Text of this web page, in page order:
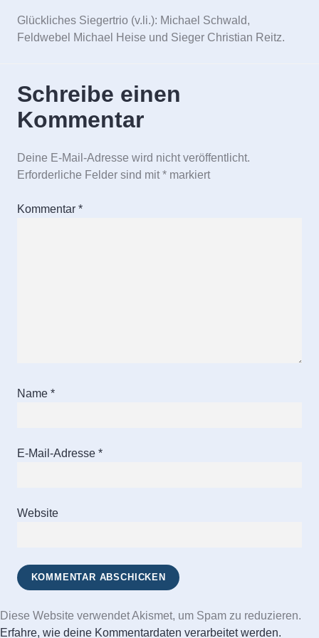
Glückliches Siegertrio (v.li.): Michael Schwald,
Feldwebel Michael Heise und Sieger Christian Reitz.
Schreibe einen
Kommentar
Deine E-Mail-Adresse wird nicht veröffentlicht.
Erforderliche Felder sind mit * markiert
Kommentar *
Name *
E-Mail-Adresse *
Website
Diese Website verwendet Akismet, um Spam zu reduzieren.
Erfahre, wie deine Kommentardaten verarbeitet werden.